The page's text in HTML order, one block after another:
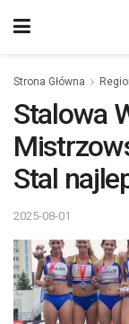
Strona Główna
Stalowa
Stal
2025-08-01